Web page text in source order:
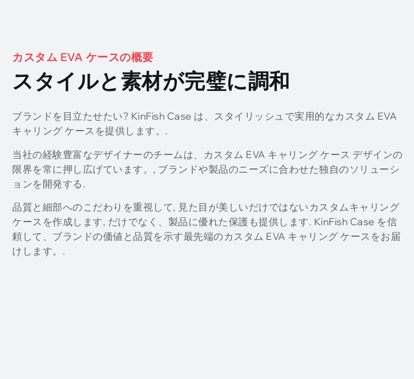
カスタム EVA ケースの概要
スタイルと素材が完璧に調和
ブランドを目立たせたい? KinFish Case は、スタイリッシュで実用的なカスタム EVA
キャリング ケースを提供します。.
当社の経験豊富なデザイナーのチームは、カスタム EVA キャリング ケース デザインの
限界を常に押し広げています。, ブランドや製品のニーズに合わせた独自のソリューシ
ョンを開発する.
品質と細部へのこだわりを重視して, 見た目が美しいだけではないカスタムキャリング
ケースを作成します, だけでなく、製品に優れた保護も提供します. KinFish Case を信
頼して、ブランドの価値と品質を示す最先端のカスタム EVA キャリング ケースをお届
けします。.